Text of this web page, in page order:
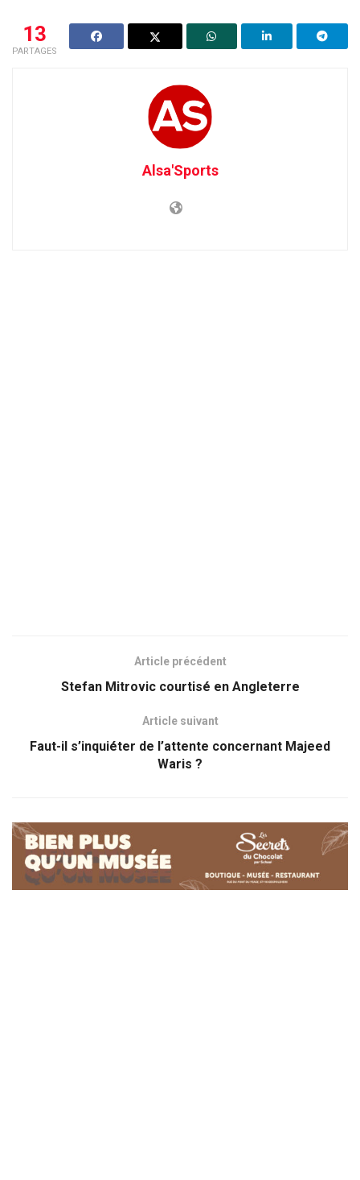
13
PARTAGES
Alsa'Sports
Article précédent
Stefan Mitrovic courtisé en Angleterre
Article suivant
Faut-il s’inquiéter de l’attente concernant Majeed
Waris ?